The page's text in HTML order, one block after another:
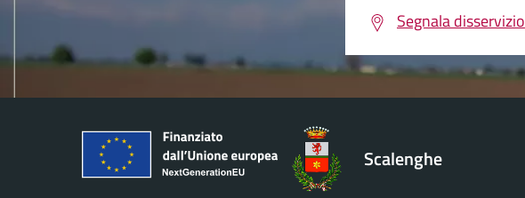
Segnala disservizio
Scalenghe